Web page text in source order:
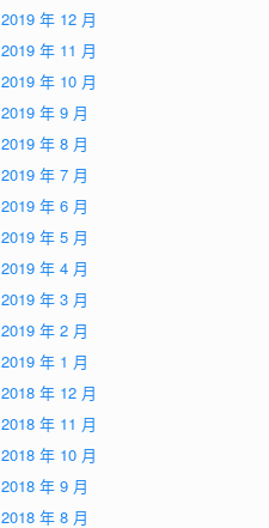
2019 年 12 月
2019 年 11 月
2019 年 10 月
2019 年 9 月
2019 年 8 月
2019 年 7 月
2019 年 6 月
2019 年 5 月
2019 年 4 月
2019 年 3 月
2019 年 2 月
2019 年 1 月
2018 年 12 月
2018 年 11 月
2018 年 10 月
2018 年 9 月
2018 年 8 月